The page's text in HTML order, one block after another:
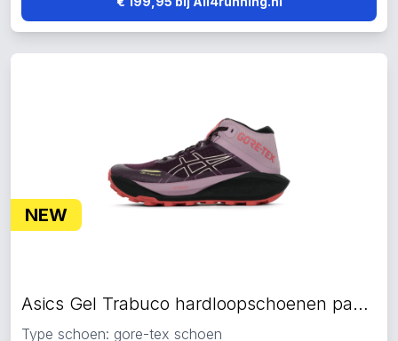
NEW
Asics Gel Trabuco hardloopschoenen paars
Type schoen: gore-tex schoen